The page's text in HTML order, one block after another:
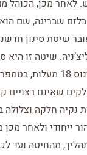
לאחר מכן, הכוהל
שבריגה, שם
שיטת סינון
שיטה זו היא
בטמפרטורה של מינוס
שאינם רצויים
נקיה חלקה וצלולה
ייחודי ולאחר מכן
מהחיטה ועד